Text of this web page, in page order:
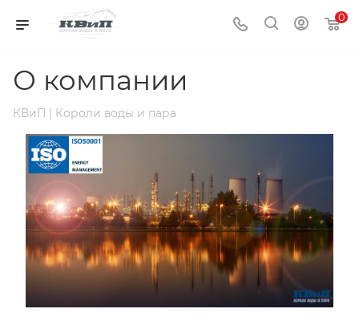
0
О компании
КВиП | Короли воды и пара